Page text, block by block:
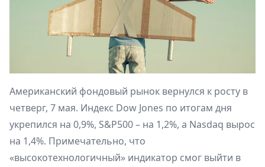
Американский фондовый рынок вернулся к росту в
четверг, 7 мая. Индекс Dow Jones по итогам дня
укрепился на 0,9%, S&P500 – на 1,2%, а Nasdaq вырос
на 1,4%. Примечательно, что
«высокотехнологичный» индикатор смог выйти в